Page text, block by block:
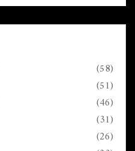
(58)
(51)
(46)
(31)
(26)